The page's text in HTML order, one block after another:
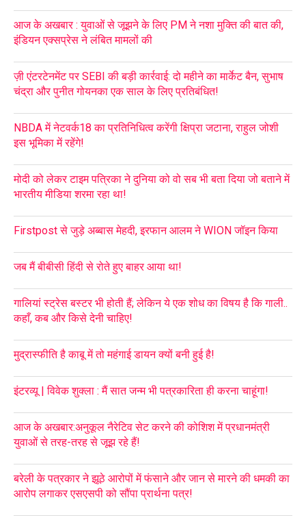
आज के अखबार : युवाओं से जूझने के लिए PM ने नशा मुक्ति की बात की,
इंडियन एक्सप्रेस ने लंबित मामलों की
ज़ी एंटरटेनमेंट पर SEBI की बड़ी कार्रवाई: दो महीने का मार्केट बैन, सुभाष
चंद्रा और पुनीत गोयनका एक साल के लिए प्रतिबंधित!
NBDA में नेटवर्क18 का प्रतिनिधित्व करेंगी क्षिप्रा जटाना, राहुल जोशी
इस भूमिका में रहेंगे!
मोदी को लेकर टाइम पत्रिका ने दुनिया को वो सब भी बता दिया जो बताने में
भारतीय मीडिया शरमा रहा था!
Firstpost से जुड़े अब्बास मेहदी, इरफान आलम ने WION जॉइन किया
जब मैं बीबीसी हिंदी से रोते हुए बाहर आया था!
गालियां स्ट्रेस बस्टर भी होती हैं; लेकिन ये एक शोध का विषय है कि गाली..
कहाँ, कब और किसे देनी चाहिए!
मुद्रास्फीति है काबू में तो महंगाई डायन क्यों बनी हुई है!
इंटरव्यू | विवेक शुक्ला : मैं सात जन्म भी पत्रकारिता ही करना चाहूंगा!
आज के अखबार:अनुकूल नैरेटिव सेट करने की कोशिश में प्रधानमंत्री
युवाओं से तरह-तरह से जूझ रहे हैं!
बरेली के पत्रकार ने झूठे आरोपों में फंसाने और जान से मारने की धमकी का
आरोप लगाकर एसएसपी को सौंपा प्रार्थना पत्र!